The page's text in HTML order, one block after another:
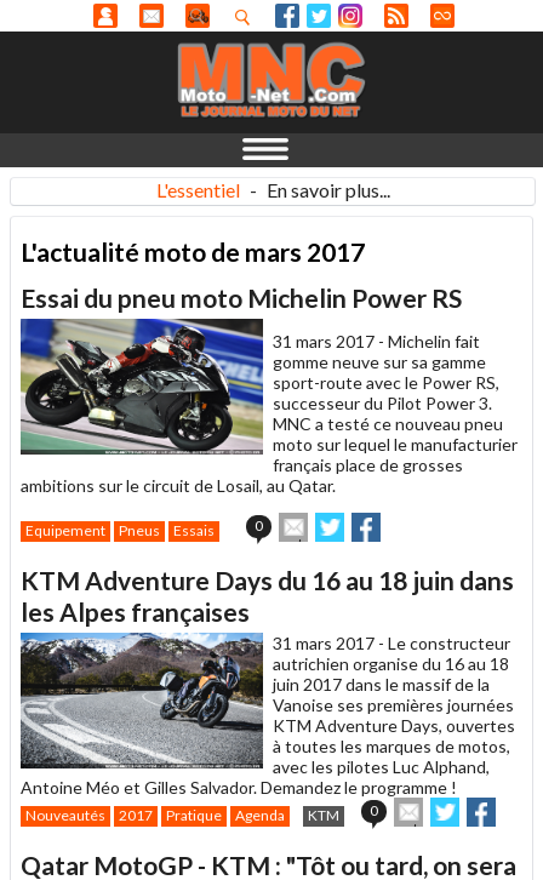
L'essentiel - En savoir plus...
L'actualité moto de mars 2017
Essai du pneu moto Michelin Power RS
31 mars 2017 - Michelin fait
gomme neuve sur sa gamme
sport-route avec le Power RS,
successeur du Pilot Power 3.
MNC a testé ce nouveau pneu
moto sur lequel le manufacturier
français place de grosses
ambitions sur le circuit de Losail, au Qatar.
Equipement Pneus Essais 0
Envoyer
cet
à
Partager
sur sur
KTM Adventure Days du 16 au 18 juin dans
les Alpes françaises
31 mars 2017 - Le constructeur
autrichien organise du 16 au 18
juin 2017 dans le massif de la
Vanoise ses premières journées
KTM Adventure Days, ouvertes
à toutes les marques de motos,
avec les pilotes Luc Alphand,
Antoine Méo et Gilles Salvador. Demandez le programme !
Nouveautés 2017 Pratique Agenda KTM 0
Envoyer
cet
à
Partager
sur sur
Qatar MotoGP - KTM : "Tôt ou tard, on sera